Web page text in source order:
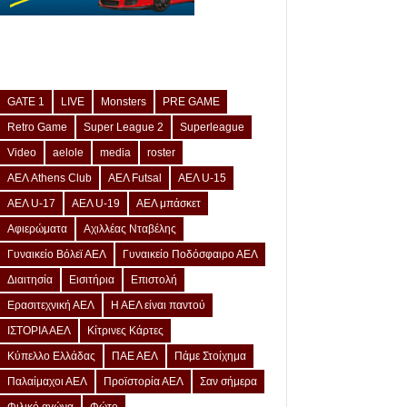
GATE 1 LIVE Monsters
PRE GAME
Retro Game
Super League 2
Superleague
Video
aelole media
roster
ΑΕΛ Athens Club
ΑΕΛ Futsal
ΑΕΛ U-15
ΑΕΛ U-17
ΑΕΛ U-19
ΑΕΛ μπάσκετ
Αφιερώματα
Αχιλλέας Νταβέλης
Γυναικείο Βόλεϊ ΑΕΛ
Γυναικείο Ποδόσφαιρο ΑΕΛ
Διαιτησία
Εισιτήρια
Επιστολή
Ερασιτεχνική ΑΕΛ
Η ΑΕΛ είναι παντού
ΙΣΤΟΡΙΑ ΑΕΛ
Κίτρινες Κάρτες
Κύπελλο Ελλάδας
ΠΑΕ ΑΕΛ
Πάμε Στοίχημα
Παλαίμαχοι ΑΕΛ
Προϊστορία ΑΕΛ
Σαν σήμερα